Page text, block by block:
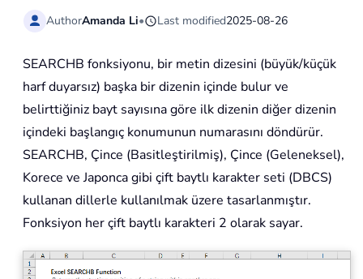
AuthorAmanda Li• Last modified2025-08-26
SEARCHB fonksiyonu, bir metin dizesini (büyük/küçük
harf duyarsız) başka bir dizenin içinde bulur ve
belirttiğiniz bayt sayısına göre ilk dizenin diğer dizenin
içindeki başlangıç konumunun numarasını döndürür.
SEARCHB, Çince (Basitleştirilmiş), Çince (Geleneksel),
Korece ve Japonca gibi çift baytlı karakter seti (DBCS)
kullanan dillerle kullanılmak üzere tasarlanmıştır.
Fonksiyon her çift baytlı karakteri 2 olarak sayar.